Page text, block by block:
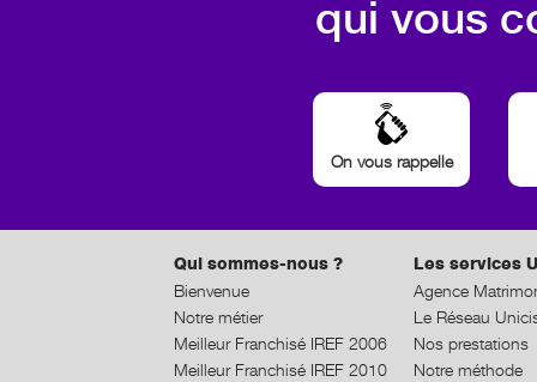
qui vous
On vous rappelle
Qui sommes-nous ?
Bienvenue
Notre métier
Meilleur Franchisé IREF 2006
Meilleur Franchisé IREF 2010
Les services
Agence
Le Réseau
Nos prestations
Notre méthode